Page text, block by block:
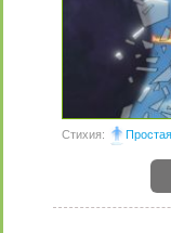
Стихия: